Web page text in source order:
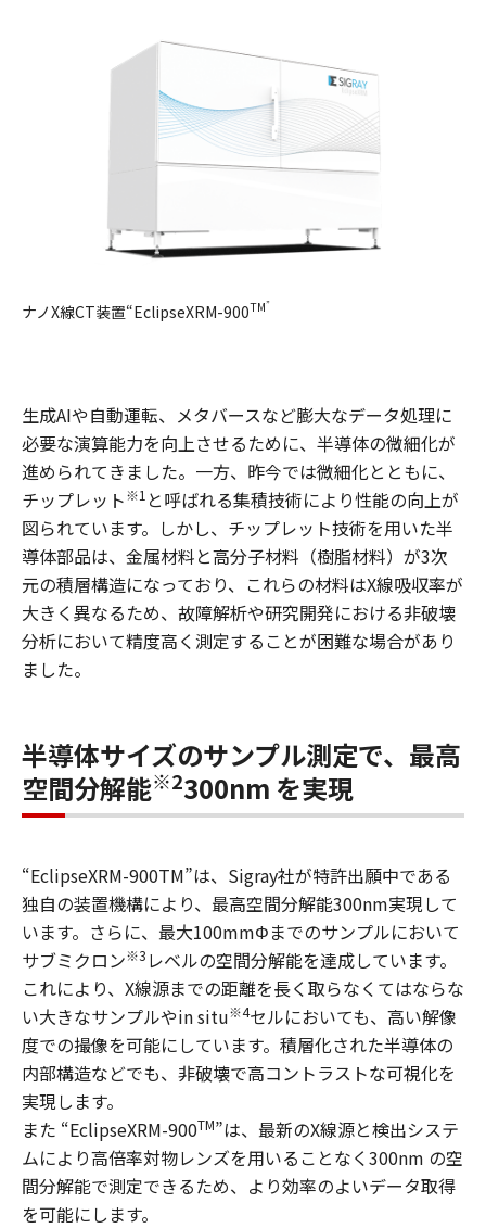
ナノX線CT装置“EclipseXRM-900TM”
生成AIや自動運転、メタバースなど膨大なデータ処理に
必要な演算能力を向上させるために、半導体の微細化が
進められてきました。一方、昨今では微細化とともに、
チップレット※1 と呼ばれる集積技術により性能の向上が
図られています。しかし、チップレット技術を用いた半
導体部品は、金属材料と高分子材料（樹脂材料）が3次
元の積層構造になっており、これらの材料はX線吸収率が
大きく異なるため、故障解析や研究開発における非破壊
分析において精度高く測定することが困難な場合があり
ました。
半導体サイズのサンプル測定で、最高
空間分解能※2300nm を実現
“EclipseXRM-900TM”は、Sigray社が特許出願中である
独自の装置機構により、最高空間分解能300nm実現して
います。さらに、最大100mmΦまでのサンプルにおいて
サブミクロン※3 レベルの空間分解能を達成しています。
これにより、X線源までの距離を長く取らなくてはならな
い大きなサンプルやin situ※4セルにおいても、高い解像
度での撮像を可能にしています。積層化された半導体の
内部構造などでも、非破壊で高コントラストな可視化を
実現します。
また “EclipseXRM-900TM”は、最新のX線源と検出システ
ムにより高倍率対物レンズを用いることなく300nm の空
間分解能で測定できるため、より効率のよいデータ取得
を可能にします。